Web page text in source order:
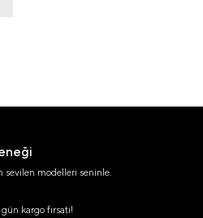
sevilen modelleri seninle.
kargo fırsatı!